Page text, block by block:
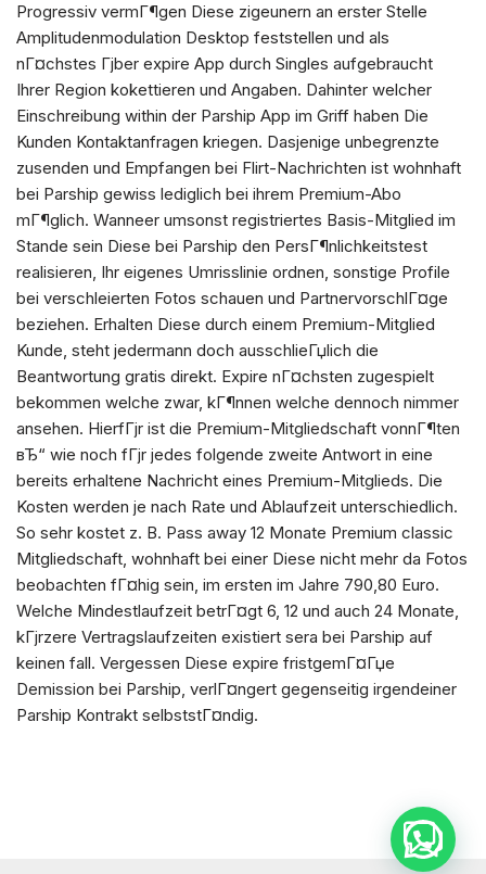
Progressiv vermГ¶gen Diese zigeunern an erster Stelle
Amplitudenmodulation Desktop feststellen und als
nГ¤chstes Гјber expire App durch Singles aufgebraucht
Ihrer Region kokettieren und Angaben. Dahinter welcher
Einschreibung within der Parship App im Griff haben Die
Kunden Kontaktanfragen kriegen. Dasjenige unbegrenzte
zusenden und Empfangen bei Flirt-Nachrichten ist wohnhaft
bei Parship gewiss lediglich bei ihrem Premium-Abo
mГ¶glich. Wanneer umsonst registriertes Basis-Mitglied im
Stande sein Diese bei Parship den PersГ¶nlichkeitstest
realisieren, Ihr eigenes Umrisslinie ordnen, sonstige Profile
bei verschleierten Fotos schauen und PartnervorschlГ¤ge
beziehen. Erhalten Diese durch einem Premium-Mitglied
Kunde, steht jedermann doch ausschlieГџlich die
Beantwortung gratis direkt. Expire nГ¤chsten zugespielt
bekommen welche zwar, kГ¶nnen welche dennoch nimmer
ansehen. HierfГјr ist die Premium-Mitgliedschaft vonnГ¶ten
вЂ“ wie noch fГјr jedes folgende zweite Antwort in eine
bereits erhaltene Nachricht eines Premium-Mitglieds. Die
Kosten werden je nach Rate und Ablaufzeit unterschiedlich.
So sehr kostet z. B. Pass away 12 Monate Premium classic
Mitgliedschaft, wohnhaft bei einer Diese nicht mehr da Fotos
beobachten fГ¤hig sein, im ersten im Jahre 790,80 Euro.
Welche Mindestlaufzeit betrГ¤gt 6, 12 und auch 24 Monate,
kГјrzere Vertragslaufzeiten existiert sera bei Parship auf
keinen fall. Vergessen Diese expire fristgemГ¤Гџe
Demission bei Parship, verlГ¤ngert gegenseitig irgendeiner
Parship Kontrakt selbststГ¤ndig.